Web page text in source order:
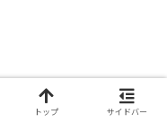
てきたと喜んでいたら
トップ サイドバー